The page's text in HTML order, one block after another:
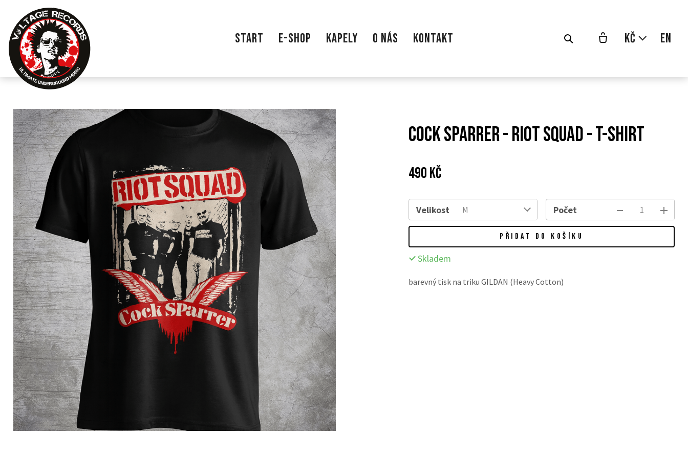
START E-SHOP KAPELY O NÁS KONTAKT Kč cs
en
Cock Sparrer - Riot Squad - T-shirt
Cena:
490 Kč
Velikost M Počet
PŘIDAT DO KOŠÍKU
Skladem
barevný tisk na triku GILDAN (Heavy Cotton)